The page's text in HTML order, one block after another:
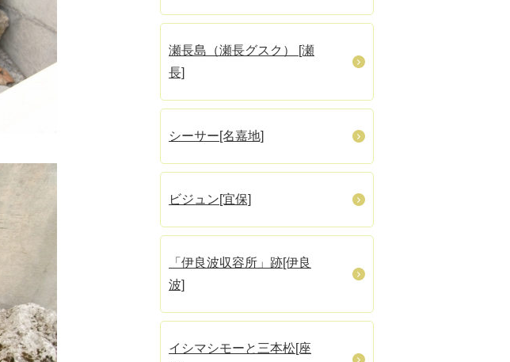
瀬長島（瀬長グスク） [瀬
長]
シーサー[名嘉地]
ビジュン[宜保]
「伊良波収容所」跡[伊良
波]
イシマシモーと三本松[座